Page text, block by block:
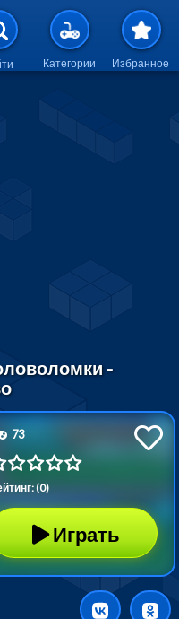
к основному
Категории Избранное
-
73
(0)
Играть